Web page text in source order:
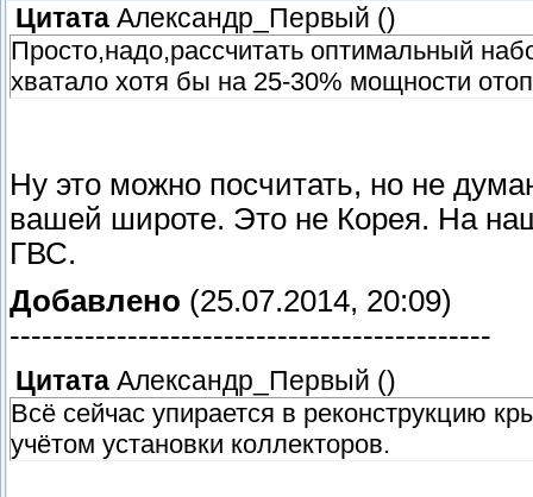
Цитата Александр_Первый ()
Просто,надо,рассчитать оптимальный
хватало хотя бы на 25-30% мощности
Ну это можно посчитать, но не
вашей широте. Это не Корея. На
ГВС.
Добавлено (25.07.2014, 20:09)
---------------------------------------------
Цитата Александр_Первый ()
Всё сейчас упирается в реконструкцию
учётом установки коллекторов.